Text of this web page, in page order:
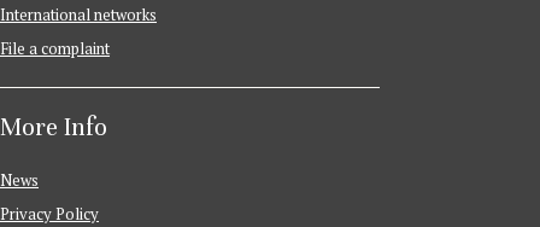
International networks
File a complaint
More Info
News
Privacy Policy